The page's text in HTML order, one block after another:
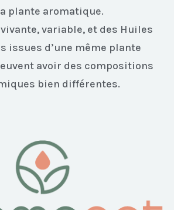
plante aromatique.
variable, et des Huiles
issues d’une même plante
avoir des compositions
bien différentes.